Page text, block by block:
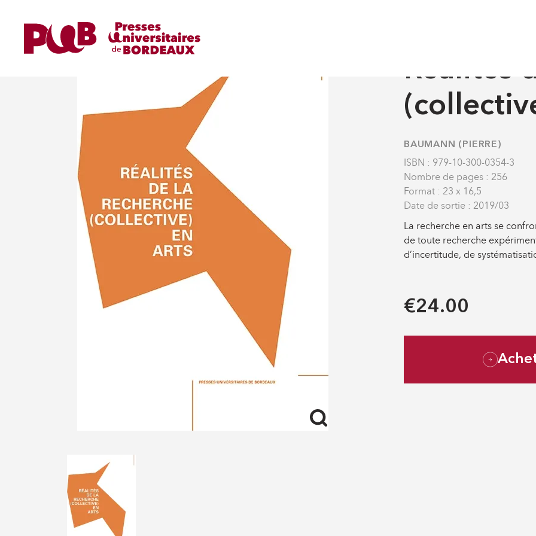
Réalités
BAUMANN (PIERRE)
ISBN : 979-10-300-0354-3
Nombre de pages : 256
Format : 23 x 16,5
Date de sortie : 2019/03
La recherche en arts se
de toute recherche
d’incertitude, de
€24.00